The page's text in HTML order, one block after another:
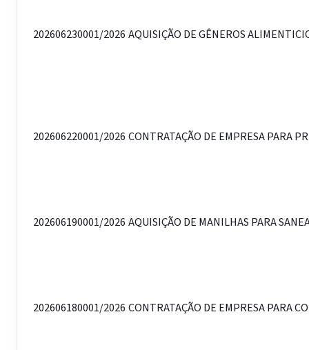
202606230001/2026 AQUISIÇÃO DE GÊNEROS
202606220001/2026 CONTRATAÇÃO DE EMPRESA PARA
202606190001/2026 AQUISIÇÃO DE MANILHAS PARA
202606180001/2026 CONTRATAÇÃO DE EMPRESA PARA